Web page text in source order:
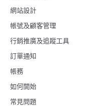
網站設計
帳號及顧客管理
行銷推廣及追蹤工具
訂單通知
帳務
如何開始
常見問題